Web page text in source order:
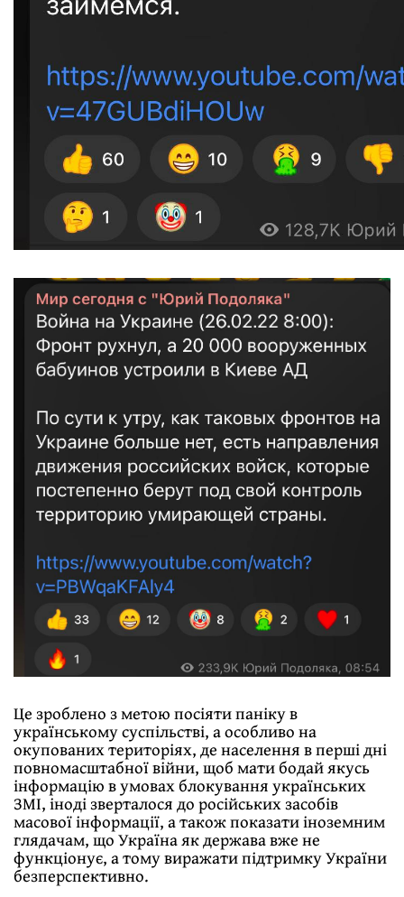
Це зроблено з метою посіяти паніку в
українському суспільстві, а особливо на
окупованих територіях, де населення в перші дні
повномасштабної війни, щоб мати бодай якусь
інформацію в умовах блокування українських
ЗМІ, іноді зверталося до російських засобів
масової інформації, а також показати іноземним
глядачам, що Україна як держава вже не
функціонує, а тому виражати підтримку України
безперспективно.